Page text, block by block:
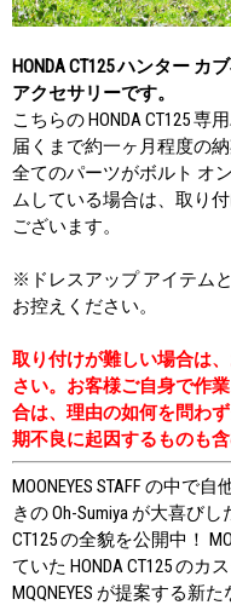
HONDA CT125 ハンター カ
アクセサリーです。
こちらの HONDA CT125
届くまで約一ヶ月程度の納
全てのパーツがボルト オ
ムしている場合は、取り
ございます。
※ドレスアップ アイテム
お控えください。
取り付けが難しい場合は
さい。お客様ご自身で作
合は、理由の如何を問わ
期不良に起因するものも含
MOONEYES STAFF の中で
きの Oh-Sumiya が大喜びし
CT125 の全貌を公開中！
ていた HONDA CT125 の
MQQNEYES が提案する新